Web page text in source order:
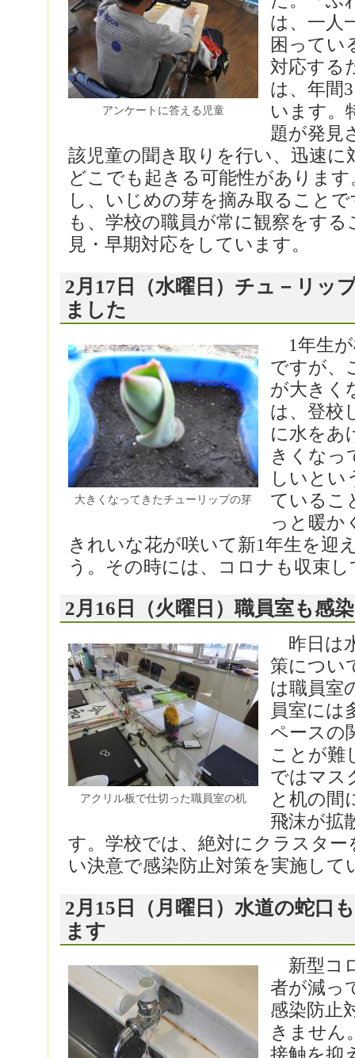
アンケートに答える児童
は、一人
困ってい
対応する
は、年間
います。
題が発見
該児童の聞き取りを行い、迅速
どこでも起きる可能性がありま
し、いじめの芽を摘み取ること
も、学校の職員が常に観察をす
見・早期対応をしています。
2月17日（水曜日）チュ－リッ
ました
大きくなってきたチューリップの芽
1年生が
ですが、
が大きく
は、登校
に水をあ
きくなっ
しいとい
ているこ
っと暖か
きれいな花が咲いて新1年生を迎
う。その時には、コロナも収束
2月16日（火曜日）職員室も感
アクリル板で仕切った職員室の机
昨日は
策につい
は職員室
員室には
ペースの
ことが難
ではマス
と机の間
飛沫が拡
す。学校では、絶対にクラスタ
い決意で感染防止対策を実施して
2月15日（月曜日）水道の蛇口
ます
新型コ
者が減っ
感染防止
きません